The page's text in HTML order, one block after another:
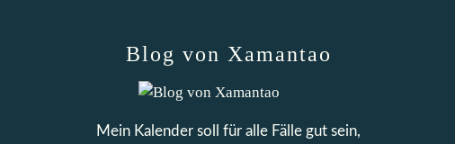
Blog von Xamantao
Mein Kalender soll für alle Fälle gut sein,